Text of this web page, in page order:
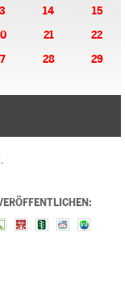
14
15
21
22
28
29